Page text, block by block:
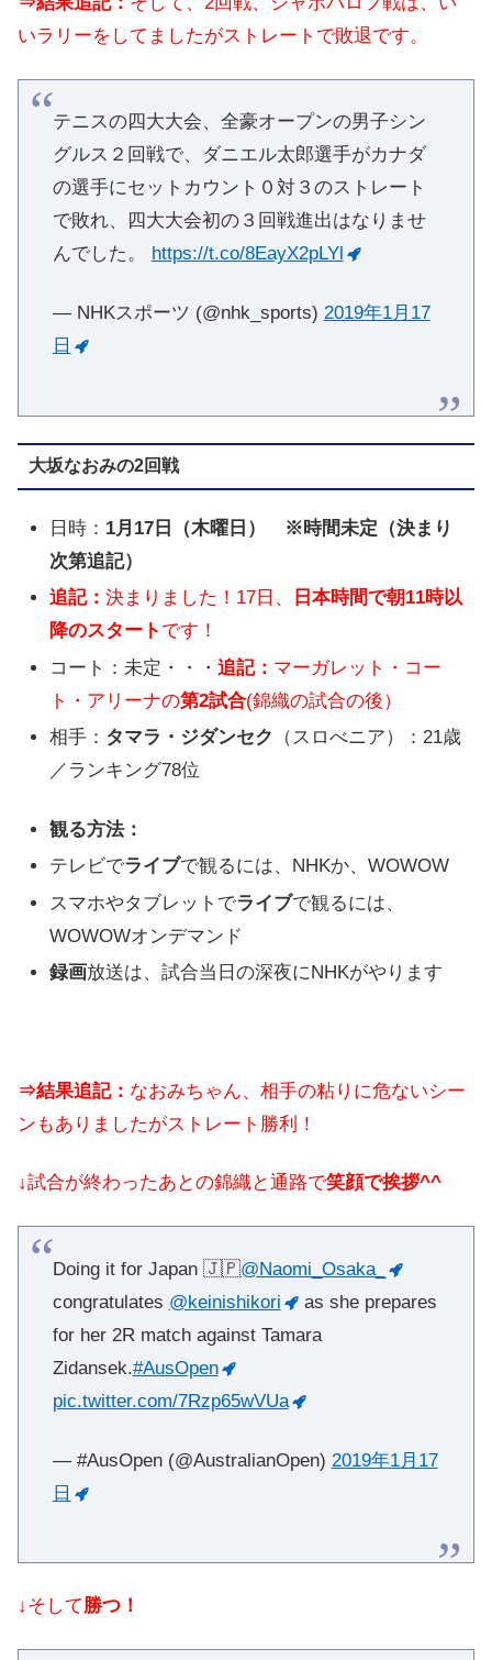
いラリーをしてましたがストレートで敗退です。
テニスの四大大会、全豪オープンの男子シン
グルス２回戦で、ダニエル太郎選手がカナダ
の選手にセットカウント０対３のストレート
で敗れ、四大大会初の３回戦進出はなりませ
んでした。
https://t.co/8EayX2pLYl
— NHKスポーツ (@nhk_sports) 2019年1月17
日
大坂なおみの2回戦
日時： 1月17日（木曜日）
※時間未定（決まり
次第追記）
追記：決まりました！17日、
日本時間で朝11時以
降のスタート です！
コート：未定・・・追記： マーガレット・コー
ト・アリーナの第2試合(錦織の試合の後）
相手： タマラ・ジダンセク
（スロべニア）：21歳
／ランキング78位
観る方法：
テレビでライブで観るには、NHKか、WOWOW
スマホやタブレットでライブで観るには、
WOWOWオンデマンド
録画放送は、試合当日の深夜にNHKがやります
⇒結果追記： なおみちゃん、相手の粘りに危ないシー
ンもありましたがストレート勝利！
↓試合が終わったあとの錦織と通路で笑顔で挨拶^^
Doing it for Japan 🇯🇵@Naomi_Osaka_
congratulates @keinishikori
as she prepares
for her 2R match against Tamara
Zidansek.#AusOpen
pic.twitter.com/7Rzp65wVUa
— #AusOpen (@AustralianOpen) 2019年1月17
日
↓そして勝つ！